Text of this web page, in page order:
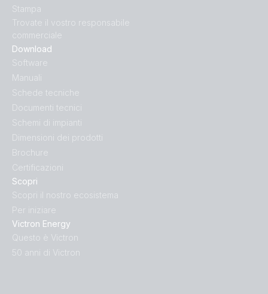
Scopri
Scopri il nostro ecosistema
Per iniziare
Victron Energy
Questo è Victron
50 anni di Victron
Download
Software
Manuali
Schede tecniche
Documenti tecnici
Schemi di impianti
Dimensioni dei prodotti
Brochure
Certificazioni
Stampa
Trovate il vostro responsabile
commerciale